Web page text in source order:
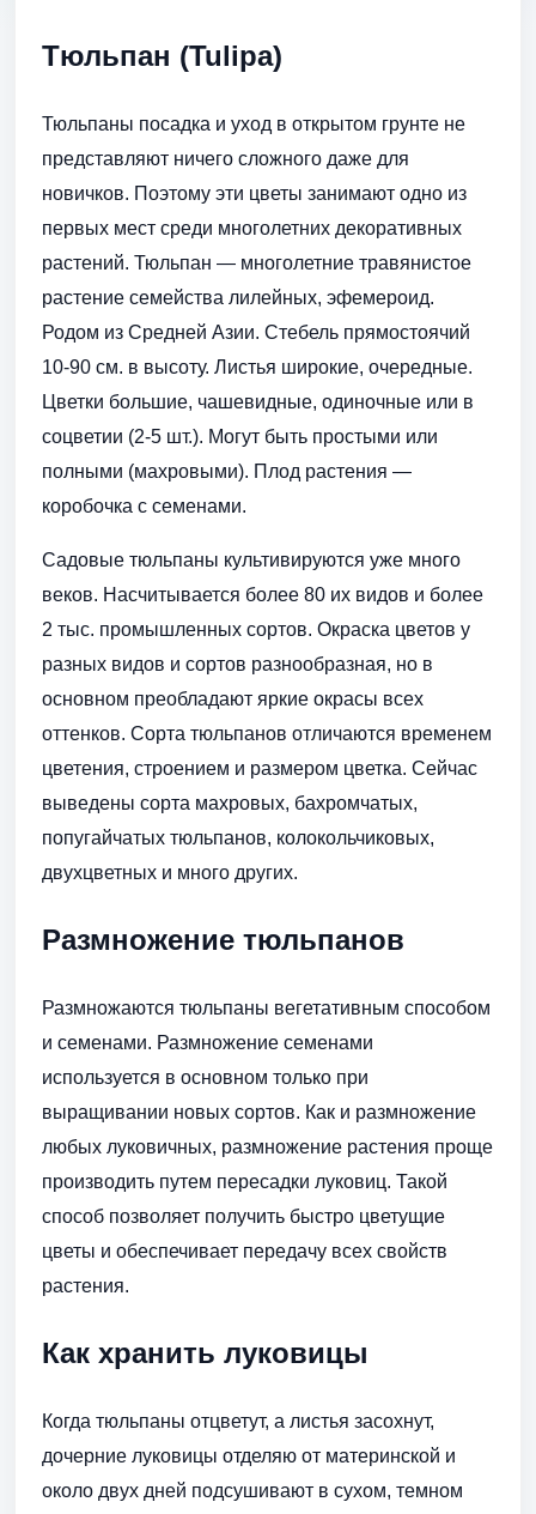
Тюльпан (Tulipa)
Тюльпаны посадка и уход в открытом грунте не
представляют ничего сложного даже для
новичков. Поэтому эти цветы занимают одно из
первых мест среди многолетних декоративных
растений. Тюльпан — многолетние травянистое
растение семейства лилейных, эфемероид.
Родом из Средней Азии. Стебель прямостоячий
10-90 см. в высоту. Листья широкие, очередные.
Цветки большие, чашевидные, одиночные или в
соцветии (2-5 шт.). Могут быть простыми или
полными (махровыми). Плод растения —
коробочка с семенами.
Садовые тюльпаны культивируются уже много
веков. Насчитывается более 80 их видов и более
2 тыс. промышленных сортов. Окраска цветов у
разных видов и сортов разнообразная, но в
основном преобладают яркие окрасы всех
оттенков. Сорта тюльпанов отличаются временем
цветения, строением и размером цветка. Сейчас
выведены сорта махровых, бахромчатых,
попугайчатых тюльпанов, колокольчиковых,
двухцветных и много других.
Размножение тюльпанов
Размножаются тюльпаны вегетативным способом
и семенами. Размножение семенами
используется в основном только при
выращивании новых сортов. Как и размножение
любых луковичных, размножение растения проще
производить путем пересадки луковиц. Такой
способ позволяет получить быстро цветущие
цветы и обеспечивает передачу всех свойств
растения.
Как хранить луковицы
Когда тюльпаны отцветут, а листья засохнут,
дочерние луковицы отделяю от материнской и
около двух дней подсушивают в сухом, темном